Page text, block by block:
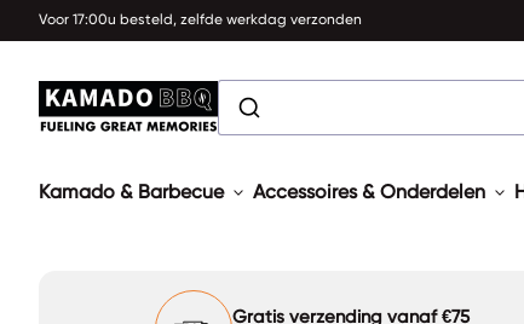
Voor 17:00u besteld, zelfde werkdag verzonden
search Home
NLexpand_moreAccount
account_circle Mijn winkelwagen bekijken
shopping_cart
Home
Kamado & Barbecue expand_more Accessoires & Onderdelen expand_more
Gratis verzending vanaf €75